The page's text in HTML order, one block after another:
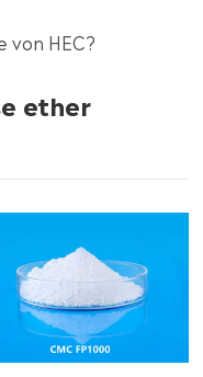
von HEC?
ether